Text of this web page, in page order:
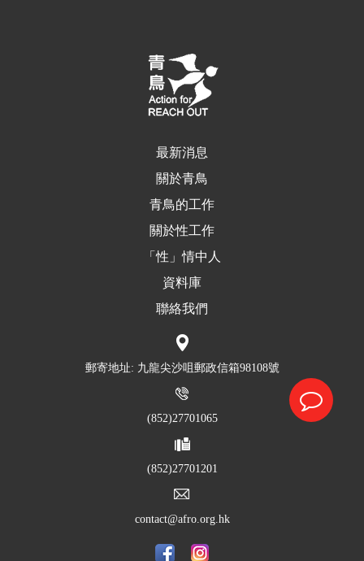
最新消息
關於青鳥
青鳥的工作
關於性工作
「性」情中人
資料庫
聯絡我們
郵寄地址: 九龍尖沙咀郵政信箱98108號
(852)27701065
(852)27701201
contact@afro.org.hk